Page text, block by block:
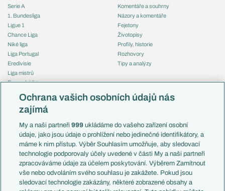
Serie A
1. Bundesliga
Ligue 1
Chance Liga
Niké liga
Liga Portugal
Eredivisie
Liga mistrů
Evropská liga
Mistrovství světa
Liga národů
Témata
Představení týmů MS
EuroSkauting
PL v kostce
Evropské koeficienty
Přestupy
Komentáře a souhrny
Názory a komentáře
Fejetony
Životopisy
Profily, historie
Rozhovory
Tipy a analýzy
Česko
Francie
Itálie
Německo
Španělsko
Argentina
Brazílie
Ochrana vašich osobních údajů nás
zajímá
My a naši partneři999 ukládáme do vašeho zařízení osobní
údaje, jako jsou údaje o prohlížení nebo jedinečné identifikátory, a
máme k nim přístup. Výběr Souhlasím umožňuje, aby sledovací
technologie podporovaly účely uvedené v části My a naši partneři
zpracováváme údaje za účelem poskytování. Výběrem Zamítnout
vše nebo odvoláním svého souhlasu je zakážete. Pokud jsou
sledovací technologie zakázány, některé zobrazené obsahy a